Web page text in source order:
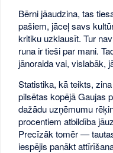
Bērni jāaudzina, tas
pašiem, jāceļ savs
kritiku uzklausīt. Tur
runa ir tieši par mani.
jānoraida vai, vislabāk,
Statistika, kā teikts,
pilsētas kopējā Gaujas
dažādu uzņēmumu
procentiem atbildība
Precīzāk tomēr —
iespējis panākt